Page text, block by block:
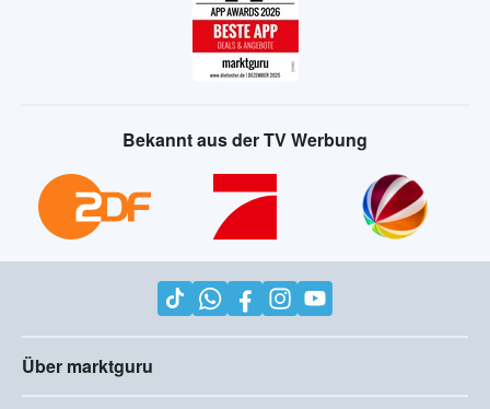
Bekannt aus der TV Werbung
Über marktguru